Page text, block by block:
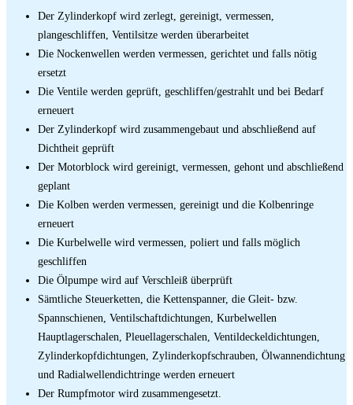
Der Zylinderkopf wird zerlegt, gereinigt, vermessen,
plangeschliffen, Ventilsitze werden überarbeitet
Die Nockenwellen werden vermessen, gerichtet und falls nötig
ersetzt
Die Ventile werden geprüft, geschliffen/gestrahlt und bei Bedarf
erneuert
Der Zylinderkopf wird zusammengebaut und abschließend auf
Dichtheit geprüft
Der Motorblock wird gereinigt, vermessen, gehont und abschließend
geplant
Die Kolben werden vermessen, gereinigt und die Kolbenringe
erneuert
Die Kurbelwelle wird vermessen, poliert und falls möglich
geschliffen
Die Ölpumpe wird auf Verschleiß überprüft
Sämtliche Steuerketten, die Kettenspanner, die Gleit- bzw.
Spannschienen, Ventilschaftdichtungen, Kurbelwellen
Hauptlagerschalen, Pleuellagerschalen, Ventildeckeldichtungen,
Zylinderkopfdichtungen, Zylinderkopfschrauben, Ölwannendichtung
und Radialwellendichtringe werden erneuert
Der Rumpfmotor wird zusammengesetzt.